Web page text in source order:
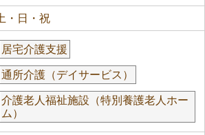
・日・祝
居宅介護支援
通所介護（デイサービス）
介護老人福祉施設（特別養護老人ホー
ム）